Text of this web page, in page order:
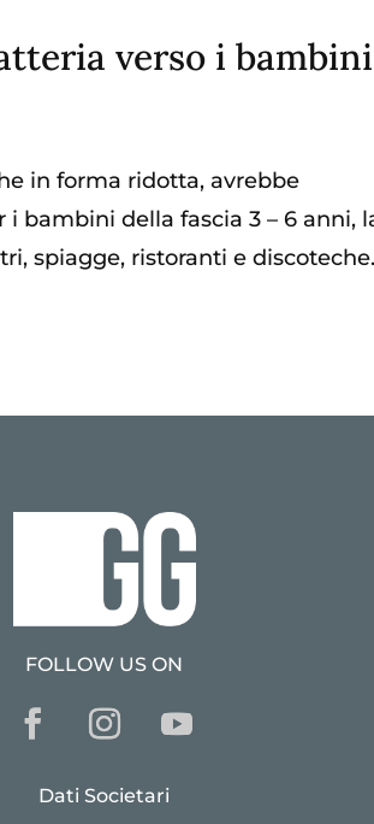
verso i bambini
in forma ridotta, avrebbe
bambini della fascia 3 – 6 anni,
spiagge, ristoranti e
FOLLOW US ON
Dati Societari